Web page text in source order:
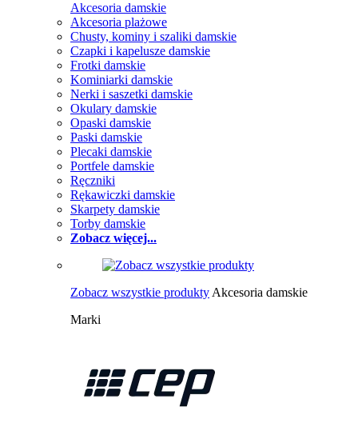
Akcesoria damskie
Akcesoria plażowe
Chusty, kominy i szaliki damskie
Czapki i kapelusze damskie
Frotki damskie
Kominiarki damskie
Nerki i saszetki damskie
Okulary damskie
Opaski damskie
Paski damskie
Plecaki damskie
Portfele damskie
Ręczniki
Rękawiczki damskie
Skarpety damskie
Torby damskie
Zobacz więcej...
Zobacz wszystkie produkty Akcesoria damskie
Marki